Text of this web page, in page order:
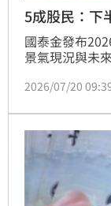
5成股民：下
國泰金發布
景氣現況與未
受訪者看好台
54,000點。儘
資金對台股中
出市場在經歷
台股走勢提供
頭股的投資
2026/07/20